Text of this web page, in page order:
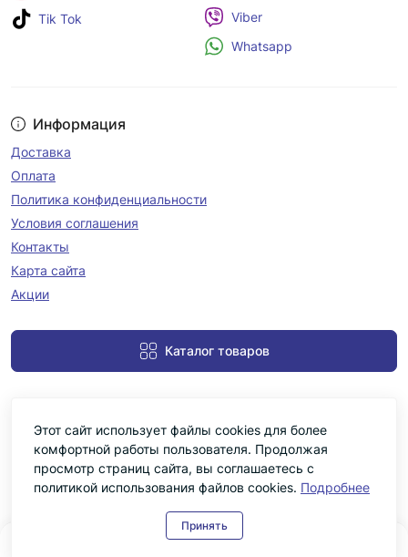
0
Информация
Доставка
Оплата
Политика конфиденциальности
Условия соглашения
Контакты
Карта сайта
Акции
Каталог товаров
Tik Tok
Viber
Whatsapp
Черніка © 2026
Этот сайт использует файлы cookies для более
комфортной работы пользователя. Продолжая
просмотр страниц сайта, вы соглашаетесь с
политикой использования файлов cookies. Подробнее
Принять